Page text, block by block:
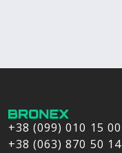
+38 (099) 010 15 00
+38 (063) 870 50 14